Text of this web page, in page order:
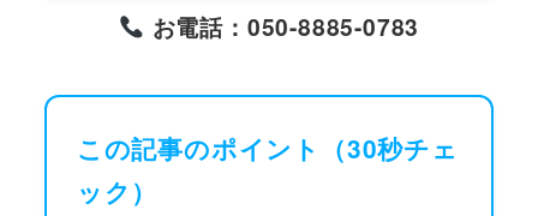
お電話：050-8885-0783
この記事のポイント（30秒チェ
ック）